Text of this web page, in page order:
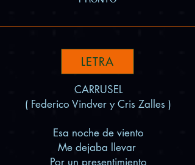
LETRA
CARRUSEL
( Federico Vindver y Cris Zalles )
Esa noche de viento
Me dejaba llevar
Por un presentimiento